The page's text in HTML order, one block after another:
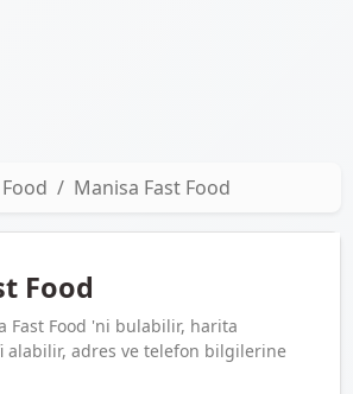
Manisa Fast Food
Food
Fast Food 'ni bulabilir, harita
alabilir, adres ve telefon bilgilerine